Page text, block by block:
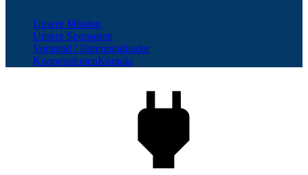
Unsere Mission
Unsere Sponsoren
Vorstand / Ehrenmitglieder
KooperationenKontakt